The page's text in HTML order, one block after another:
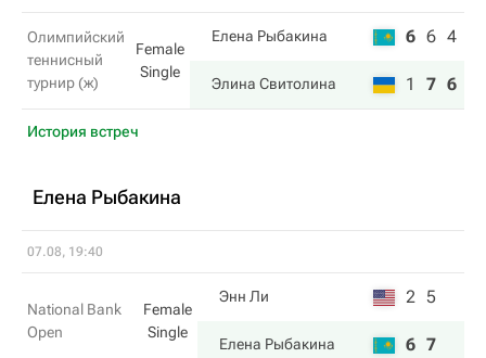
Олимпийский
теннисный
турнир (ж)
Female
Single
Елена Рыбакина 6 6 4
Элина Свитолина 1 7 6
История встреч
Елена Рыбакина
07.08, 19:40
National Bank
Open
Female
Single
Энн Ли 2 5
Елена Рыбакина 6 7